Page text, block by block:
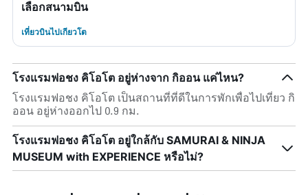
เลือกสนามบิน
เที่ยวบินไปเกียวโต
โรงแรมฟอชง คิโอโต อยู่ห่างจาก กิออน แค่ไหน?
โรงแรมฟอชง คิโอโต เป็นสถานที่ที่ดีในการพักเพื่อไปเที่ยว กิ
ออน อยู่ห่างออกไป 0.9 กม.
โรงแรมฟอชง คิโอโต อยู่ใกล้กับ SAMURAI & NINJA
MUSEUM with EXPERIENCE หรือไม่?